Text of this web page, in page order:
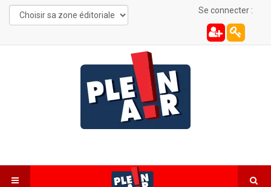
Se connecter :